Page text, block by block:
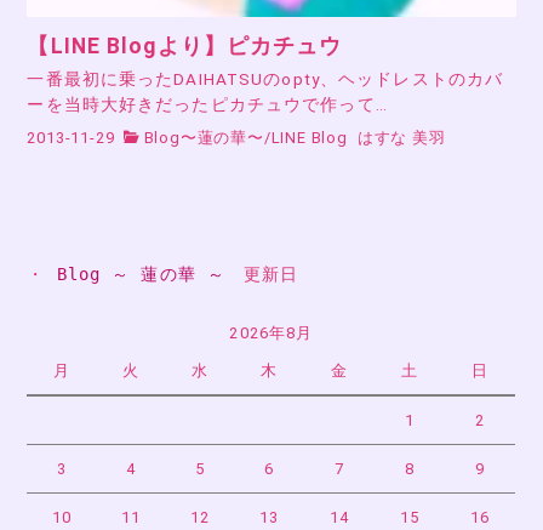
【LINE Blogより】ピカチュウ
一番最初に乗ったDAIHATSUのopty、ヘッドレストのカバ
ーを当時大好きだったピカチュウで作って…
2013-11-29 Blog〜蓮の華〜 /LINE Blog はすな 美羽
・ Blog ～ 蓮の華 ～ 更新日
2026年8月
月 火 水 木 金 土 日
1 2
3 4 5 6 7 8 9
10 11 12 13 14 15 16